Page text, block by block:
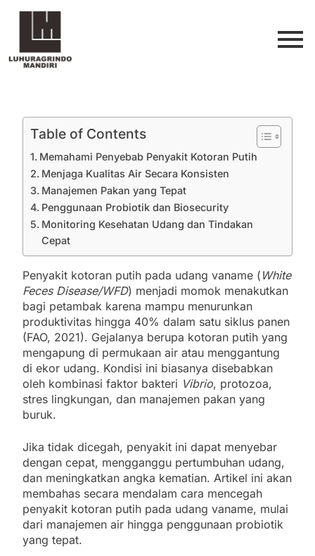
Table of Contents
Memahami Penyebab Penyakit Kotoran Putih
Menjaga Kualitas Air Secara Konsisten
Manajemen Pakan yang Tepat
Penggunaan Probiotik dan Biosecurity
Monitoring Kesehatan Udang dan Tindakan
Cepat
Penyakit kotoran putih pada udang vaname ( White
Feces Disease/WFD) menjadi momok menakutkan
bagi petambak karena mampu menurunkan
produktivitas hingga 40% dalam satu siklus panen
(FAO, 2021). Gejalanya berupa kotoran putih yang
mengapung di permukaan air atau menggantung
di ekor udang. Kondisi ini biasanya disebabkan
oleh kombinasi faktor bakteri Vibrio, protozoa,
stres lingkungan, dan manajemen pakan yang
buruk.
Jika tidak dicegah, penyakit ini dapat menyebar
dengan cepat, mengganggu pertumbuhan udang,
dan meningkatkan angka kematian. Artikel ini akan
membahas secara mendalam cara mencegah
penyakit kotoran putih pada udang vaname, mulai
dari manajemen air hingga penggunaan probiotik
yang tepat.